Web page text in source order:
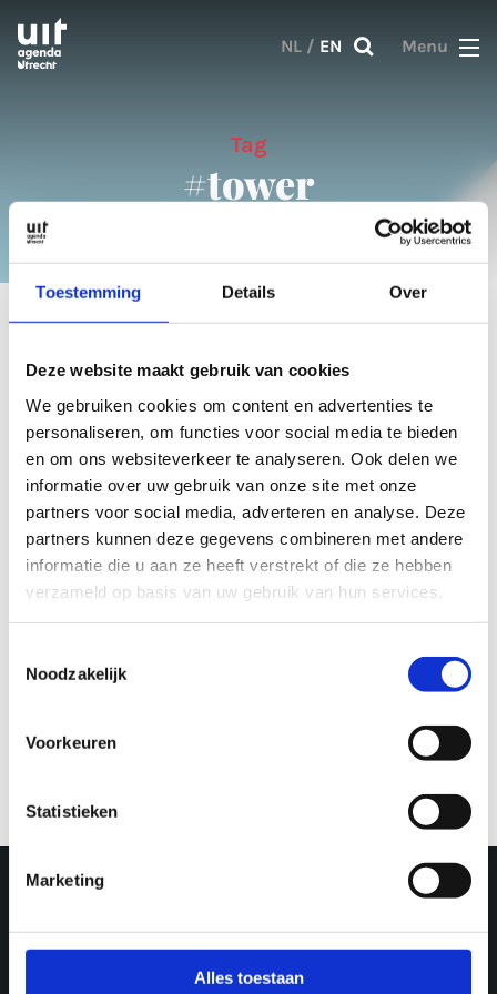
Toestemming Details Over
Deze website maakt gebruik van cookies
We gebruiken cookies om content en advertenties te
personaliseren, om functies voor social media te bieden
en om ons websiteverkeer te analyseren. Ook delen we
informatie over uw gebruik van onze site met onze
partners voor social media, adverteren en analyse. Deze
partners kunnen deze gegevens combineren met andere
informatie die u aan ze heeft verstrekt of die ze hebben
verzameld op basis van uw gebruik van hun services.
Noodzakelijk
Voorkeuren
Statistieken
Marketing
Alles toestaan
Skip to main content
NL / EN Menu
Tag
#tower
1 result
Articles
Explore
Explore – Cycling
castles
More in Utrecht